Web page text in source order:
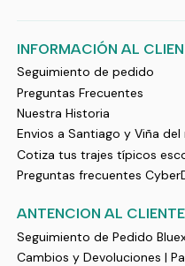
INFORMACIÓN AL
Seguimiento de pedido
Preguntas Frecuentes
Nuestra Historia
Envios a Santiago y Viña del
Cotiza tus trajes típicos
Preguntas frecuentes
ANTENCION AL CLIENTE
Seguimiento de Pedido
Cambios y Devoluciones |